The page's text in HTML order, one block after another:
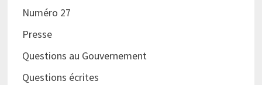
Numéro 27
Presse
Questions au Gouvernement
Questions écrites